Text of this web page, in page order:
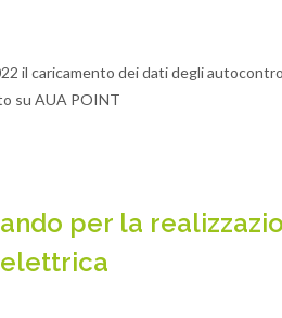
il caricamento dei dati degli
su AUA POINT
per la